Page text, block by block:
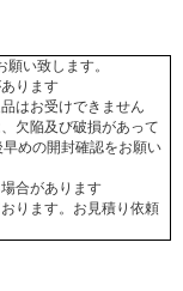
い致します。
ります
はお受けできません
欠陥及び破損があって
めの開封確認をお願い
合があります
ります。お見積り依頼